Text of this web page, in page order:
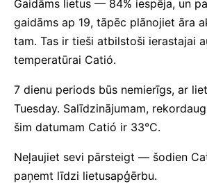
Gaidāms lietus — 84% iespēja, un
gaidāms ap 19, tāpēc plānojiet āra
tam. Tas ir tieši atbilstoši ierastajai
temperatūrai Catió.
7 dienu periods būs nemierīgs, ar
Tuesday. Salīdzinājumam,
šim datumam Catió ir 33°C.
Neļaujiet sevi pārsteigt — šodien
paņemt līdzi lietusapģērbu.